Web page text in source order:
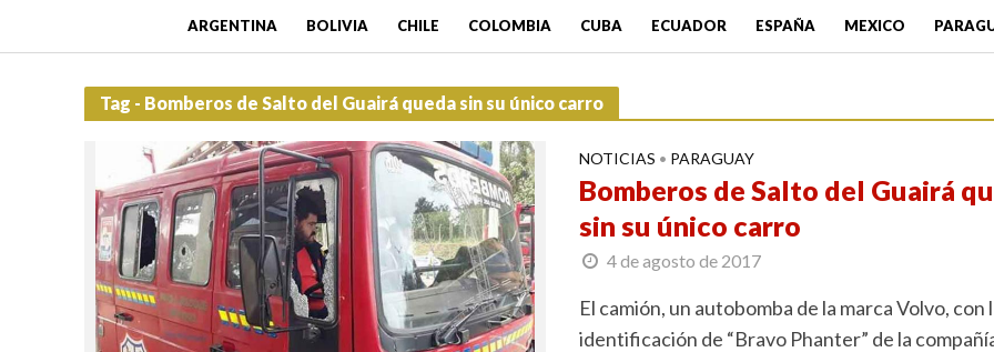
ARGENTINA BOLIVIA CHILE COLOMBIA CUBA ECUADOR ESPAÑA MEXICO
Tag - Bomberos de Salto del Guairá queda sin su único carro
NOTICIAS • PARAGUAY
Bomberos de Salto del Guairá
sin su único carro
4 de agosto de 2017
El camión, un autobomba de la marca Volvo, con
identificación de “Bravo Phanter” de la